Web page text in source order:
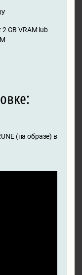
GB VRAM lub
(на образе) в